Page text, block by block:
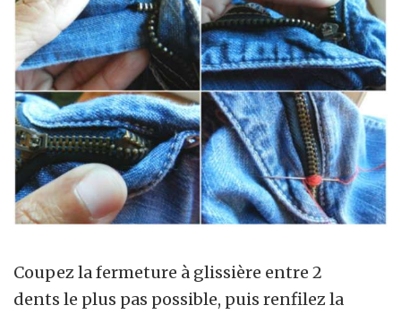
Coupez la fermeture à glissière entre 2
dents le plus pas possible, puis renfilez la